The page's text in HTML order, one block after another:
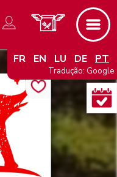
FR EN LU DE PT
Tradução: Google